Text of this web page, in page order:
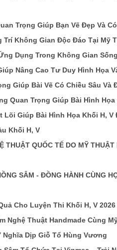
Trọng Giúp Bạn Vẽ Đẹp Và
Trí Không Gian Độc Đáo Tại Mỹ
Dụng Trong Không Gian
Nâng Cao Tư Duy Hình Họa
Giúp Bài Vẽ Có Chiều Sâu Và
Quan Trọng Giúp Bài Hình
Giúp Bài Hình Họa Khối H, V
Khối H, V
THUẬT QUỐC TẾ DO MỸ
SÂM - ĐỒNG HÀNH CÙNG
Cho Luyện Thi Khối H, V 2026
Nghệ Thuật Handmade Cùng
Nghĩa Dịp Giỗ Tổ Hùng Vương